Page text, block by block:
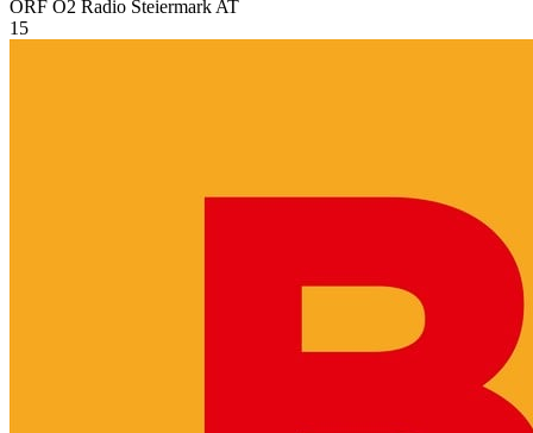
ORF Ö2 Radio Steiermark AT
15